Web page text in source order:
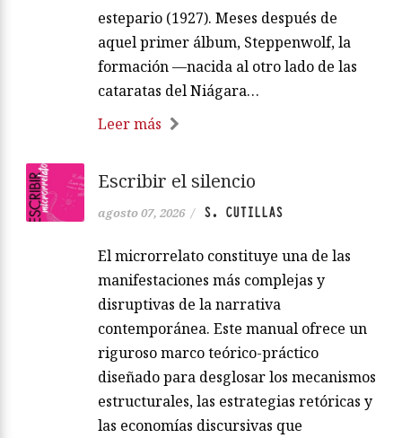
estepario (1927). Meses después de
aquel primer álbum, Steppenwolf, la
formación —nacida al otro lado de las
cataratas del Niágara…
Leer más
Escribir el silencio
agosto 07, 2026 / S. CUTILLAS
El microrrelato constituye una de las
manifestaciones más complejas y
disruptivas de la narrativa
contemporánea. Este manual ofrece un
riguroso marco teórico-práctico
diseñado para desglosar los mecanismos
estructurales, las estrategias retóricas y
las economías discursivas que